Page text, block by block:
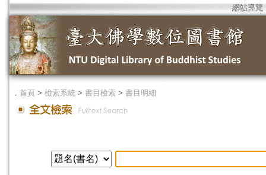
網站導覽
． 首頁 > 檢索系統 > 書目檢索 > 書目明細